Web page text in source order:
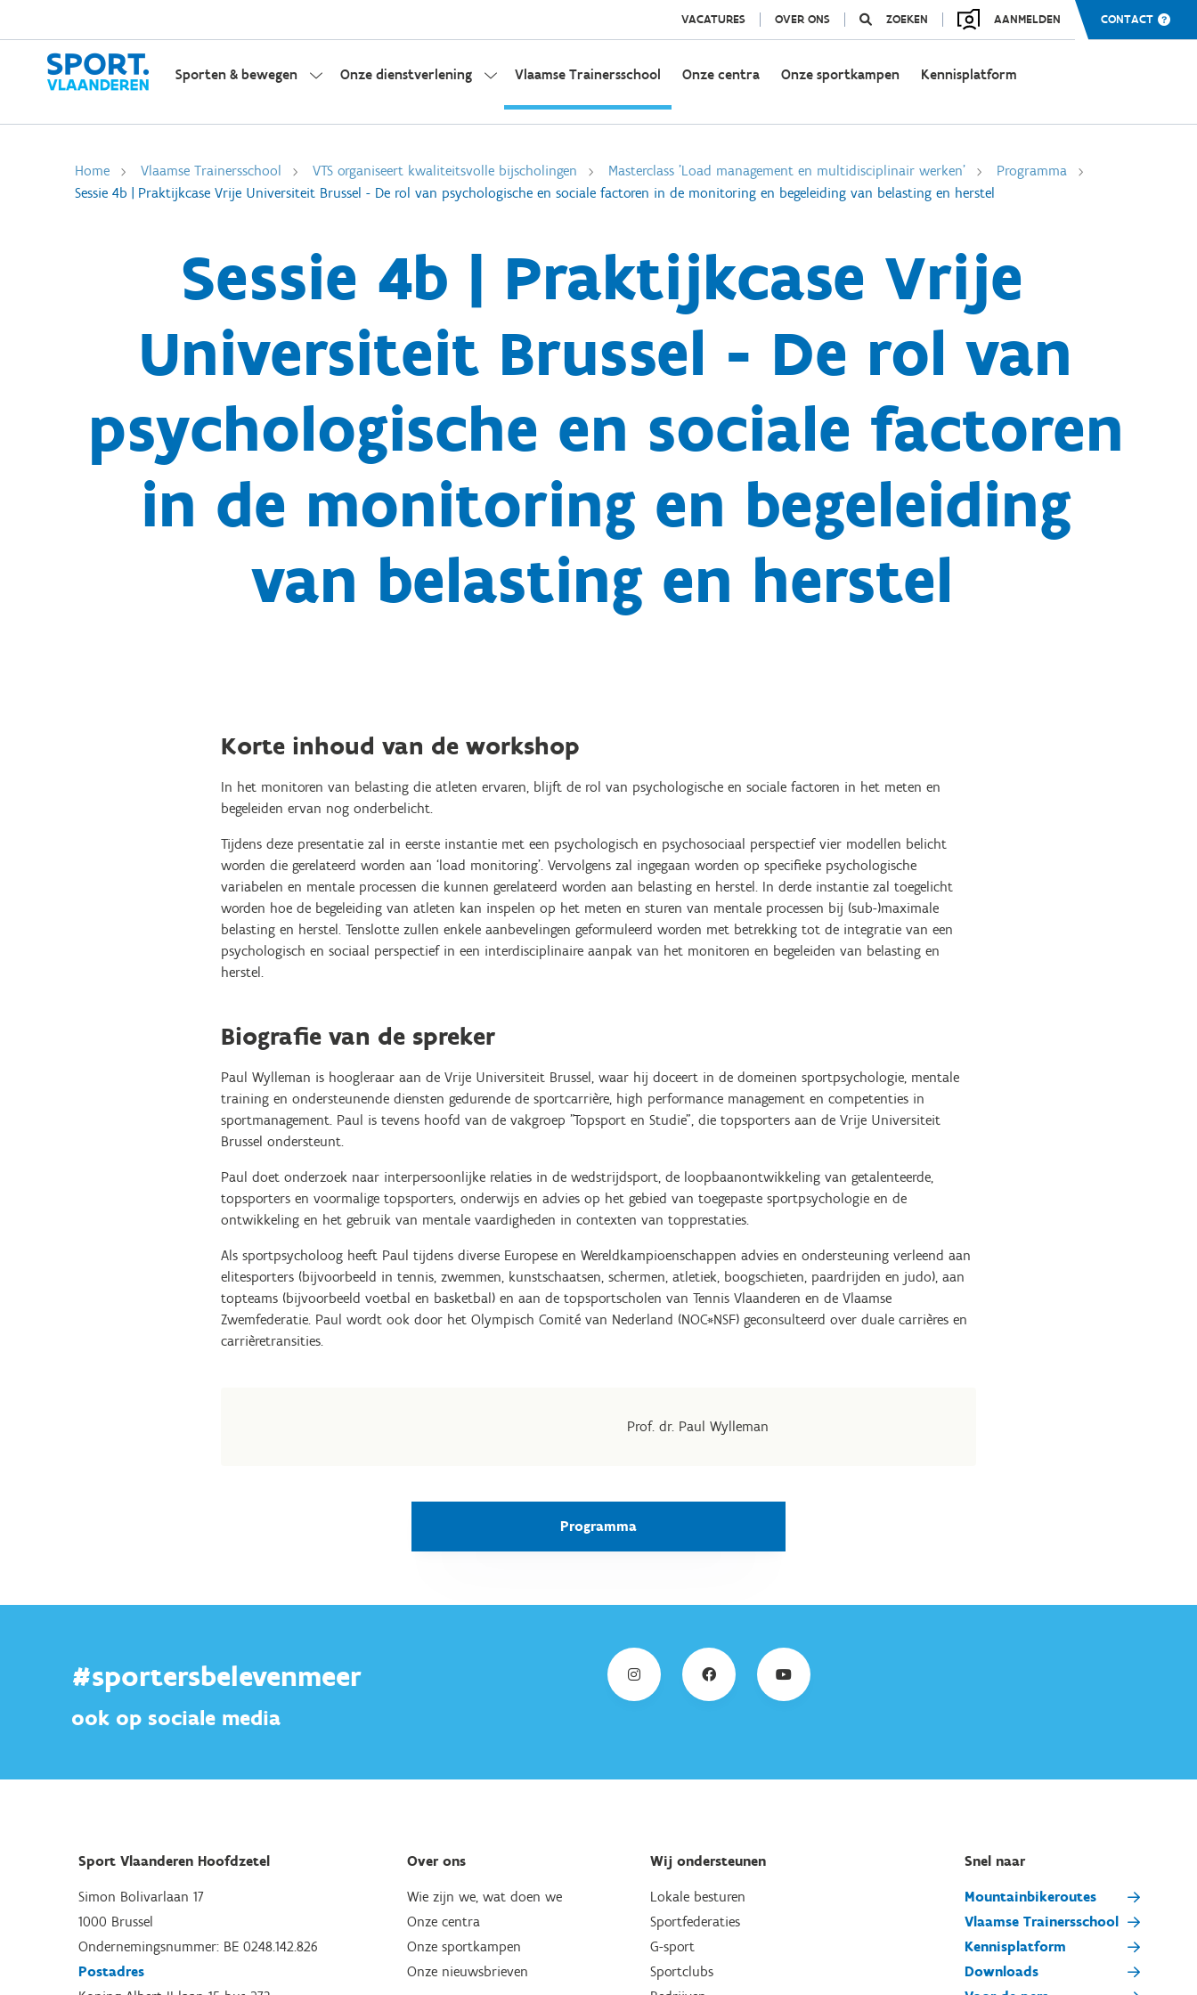
VACATURES OVER ONS ZOEKEN AANMELDEN CONTACT
Sporten & bewegen Onze dienstverlening Vlaamse Trainersschool Onze centra Onze sportkampen Kennisplatform
Home Vlaamse Trainersschool VTS organiseert kwaliteitsvolle bijscholingen Masterclass 'Load management en multidisciplinair werken'
Programma
Sessie 4b | Praktijkcase Vrije Universiteit Brussel - De rol van psychologische en sociale factoren in de monitoring en begeleiding van belasting en herstel
Sessie 4b | Praktijkcase Vrije
Universiteit Brussel - De rol van
psychologische en sociale factoren
in de monitoring en begeleiding
van belasting en herstel
Korte inhoud van de workshop
In het monitoren van belasting die atleten ervaren, blijft de rol van psychologische en sociale factoren in het meten en
begeleiden ervan nog onderbelicht.
Tijdens deze presentatie zal in eerste instantie met een psychologisch en psychosociaal perspectief vier modellen belicht
worden die gerelateerd worden aan ‘load monitoring’. Vervolgens zal ingegaan worden op specifieke psychologische
variabelen en mentale processen die kunnen gerelateerd worden aan belasting en herstel. In derde instantie zal toegelicht
worden hoe de begeleiding van atleten kan inspelen op het meten en sturen van mentale processen bij (sub-)maximale
belasting en herstel. Tenslotte zullen enkele aanbevelingen geformuleerd worden met betrekking tot de integratie van een
psychologisch en sociaal perspectief in een interdisciplinaire aanpak van het monitoren en begeleiden van belasting en
herstel.
Biografie van de spreker
Paul Wylleman is hoogleraar aan de Vrije Universiteit Brussel, waar hij doceert in de domeinen sportpsychologie, mentale
training en ondersteunende diensten gedurende de sportcarrière, high performance management en competenties in
sportmanagement. Paul is tevens hoofd van de vakgroep "Topsport en Studie", die topsporters aan de Vrije Universiteit
Brussel ondersteunt.
Paul doet onderzoek naar interpersoonlijke relaties in de wedstrijdsport, de loopbaanontwikkeling van getalenteerde,
topsporters en voormalige topsporters, onderwijs en advies op het gebied van toegepaste sportpsychologie en de
ontwikkeling en het gebruik van mentale vaardigheden in contexten van topprestaties.
Als sportpsycholoog heeft Paul tijdens diverse Europese en Wereldkampioenschappen advies en ondersteuning verleend aan
elitesporters (bijvoorbeeld in tennis, zwemmen, kunstschaatsen, schermen, atletiek, boogschieten, paardrijden en judo), aan
topteams (bijvoorbeeld voetbal en basketbal) en aan de topsportscholen van Tennis Vlaanderen en de Vlaamse
Zwemfederatie. Paul wordt ook door het Olympisch Comité van Nederland (NOC*NSF) geconsulteerd over duale carrières en
carrièretransities.
Prof. dr. Paul Wylleman
Programma
#sportersbelevenmeer
ook op sociale media
Sport Vlaanderen Hoofdzetel
Simon Bolivarlaan 17
1000 Brussel
Ondernemingsnummer: BE 0248.142.826
Postadres
Over ons
Wie zijn we, wat doen we
Onze centra
Onze sportkampen
Onze nieuwsbrieven
Wij ondersteunen
Lokale besturen
Sportfederaties
G-sport
Sportclubs
Snel naar
Mountainbikeroutes
Vlaamse Trainersschool
Kennisplatform
Downloads